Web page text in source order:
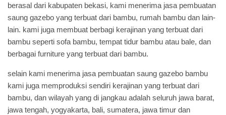
berasal dari kabupaten bekasi, kami menerima jasa pembuatan
saung gazebo yang terbuat dari bambu, rumah bambu dan lain-
lain. kami juga membuat berbagi kerajinan yang terbuat dari
bambu seperti sofa bambu, tempat tidur bambu atau bale, dan
berbagai furniture yang terbuat dari bambu.
selain kami menerima jasa pembuatan saung gazebo bambu
kami juga memproduksi sendiri kerajinan yang terbuat dari
bambu, dan wilayah yang di jangkau adalah seluruh jawa barat,
jawa tengah, yogyakarta, bali, sumatera, jawa timur dan